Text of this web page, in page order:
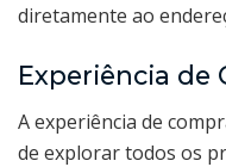
diretamente ao
Experiência de
A experiência de
de explorar todos os